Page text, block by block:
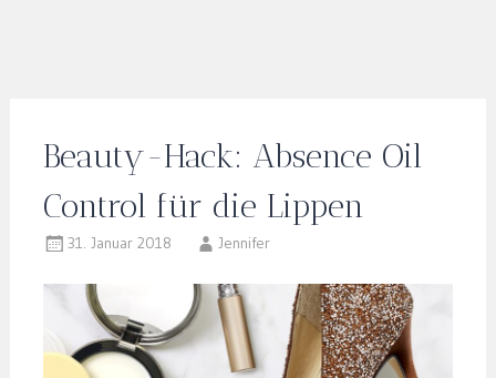
Beauty-Hack: Absence Oil
Control für die Lippen
31. Januar 2018 Jennifer